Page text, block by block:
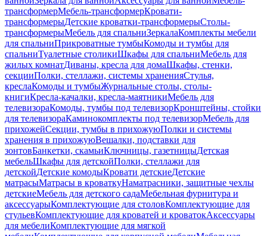
трансформерМебель-трансформерКровати-
трансформерыДетские кроватки-трансформерыСтолы-
трансформерыМебель для спальниЗеркалаКомплекты мебели
для спальниПрикроватные тумбыКомоды и тумбы для
спальниТуалетные столикиШкафы для спальниМебель для
жилых комнатДиваны, кресла для домаШкафы, стенки,
секцииПолки, стеллажи, системы храненияСтулья,
креслаКомоды и тумбыЖурнальные столы, столы-
книгиКресла-качалки, кресла-маятникиМебель для
телевизораКомоды, тумбы под телевизорКронштейны, стойки
для телевизораКаминокомплекты под телевизорМебель для
прихожейСекции, тумбы в прихожуюПолки и системы
хранения в прихожуюВешалки, подставки для
зонтовБанкетки, скамьиКлючницы, газетницыДетская
мебельШкафы для детскойПолки, стеллажи для
детскойДетские комодыКровати детскиеДетские
матрасыМатрасы в кроваткуНаматрасники, защитные чехлы
детскиеМебель для детского садаМебельная фурнитура и
аксессуарыКомплектующие для столовКомплектующие для
стульевКомплектующие для кроватей и кроватокАксессуары
для мебелиКомплектующие для мягкой